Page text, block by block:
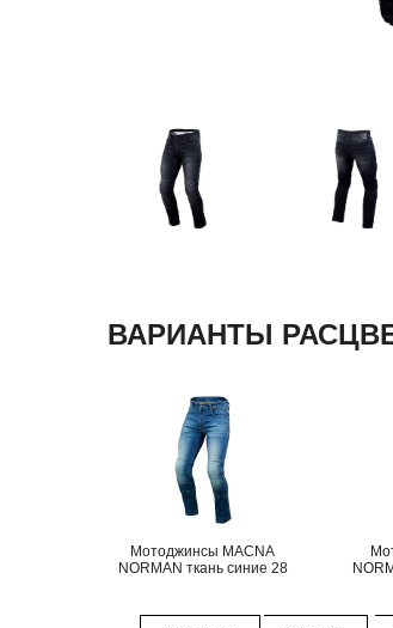
ВАРИАНТЫ
Мотоджинсы MACNA
NORMAN ткань синие 28